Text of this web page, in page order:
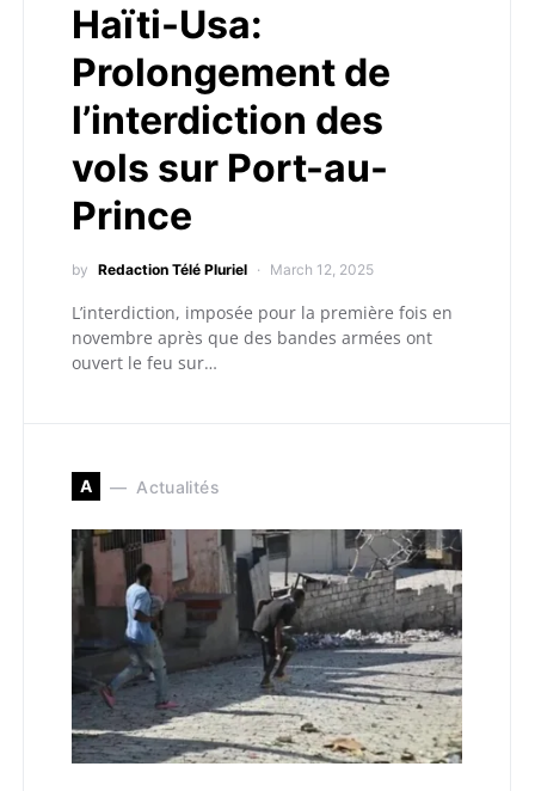
Haïti-Usa:
Prolongement de
l’interdiction des
vols sur Port-au-
Prince
by Redaction Télé Pluriel March 12, 2025
L’interdiction, imposée pour la première fois en
novembre après que des bandes armées ont
ouvert le feu sur…
A Actualités